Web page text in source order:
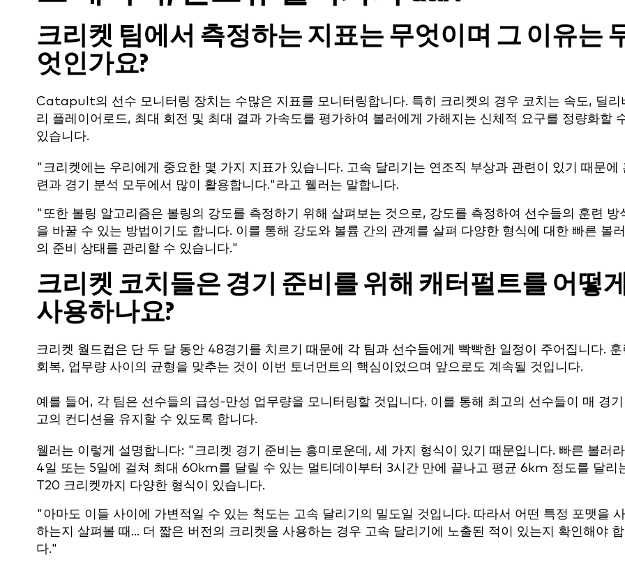
크리켓 팀에서 측정하는 지표는 무엇이며 그 이유는
엇인가요?
Catapult의 선수 모니터링 장치는 수많은 지표를 모니터링합니다. 특히 크리켓의 경우 코치는 속도, 딜리
리 플레이어로드, 최대 회전 및 최대 결과 가속도를 평가하여 볼러에게 가해지는 신체적 요구를 정량화할
있습니다.
"크리켓에는 우리에게 중요한 몇 가지 지표가 있습니다. 고속 달리기는 연조직 부상과 관련이 있기 때문에
련과 경기 분석 모두에서 많이 활용합니다."라고 웰러는 말합니다.
"또한 볼링 알고리즘은 볼링의 강도를 측정하기 위해 살펴보는 것으로, 강도를 측정하여 선수들의 훈련 방
을 바꿀 수 있는 방법이기도 합니다. 이를 통해 강도와 볼륨 간의 관계를 살펴 다양한 형식에 대한 빠른 볼
의 준비 상태를 관리할 수 있습니다."
크리켓 코치들은 경기 준비를 위해 캐터펄트를 어떻게
사용하나요?
크리켓 월드컵은 단 두 달 동안 48경기를 치르기 때문에 각 팀과 선수들에게 빡빡한 일정이 주어집니다. 훈
회복, 업무량 사이의 균형을 맞추는 것이 이번 토너먼트의 핵심이었으며 앞으로도 계속될 것입니다.
예를 들어, 각 팀은 선수들의 급성-만성 업무량을 모니터링할 것입니다. 이를 통해 최고의 선수들이 매 경기
고의 컨디션을 유지할 수 있도록 합니다.
웰러는 이렇게 설명합니다: "크리켓 경기 준비는 흥미로운데, 세 가지 형식이 있기 때문입니다. 빠른 볼러
4일 또는 5일에 걸쳐 최대 60km를 달릴 수 있는 멀티데이부터 3시간 만에 끝나고 평균 6km 정도를 달리
T20 크리켓까지 다양한 형식이 있습니다.
"아마도 이들 사이에 가변적일 수 있는 척도는 고속 달리기의 밀도일 것입니다. 따라서 어떤 특정 포맷을
하는지 살펴볼 때... 더 짧은 버전의 크리켓을 사용하는 경우 고속 달리기에 노출된 적이 있는지 확인해야 합
다."